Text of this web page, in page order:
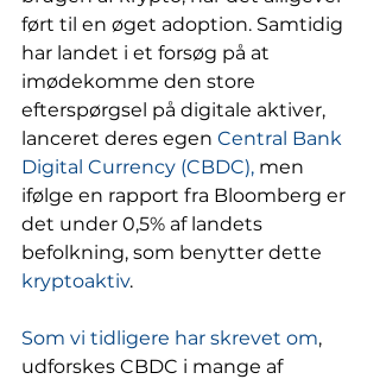
ført til en øget adoption. Samtidig
har landet i et forsøg på at
imødekomme den store
efterspørgsel på digitale aktiver,
lanceret deres egen Central Bank
Digital Currency (CBDC), men
ifølge en rapport fra Bloomberg er
det under 0,5% af landets
befolkning, som benytter dette
kryptoaktiv.
Som vi tidligere har skrevet om,
udforskes CBDC i mange af